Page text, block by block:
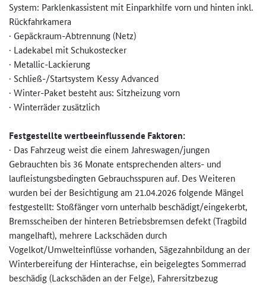
System: Parklenkassistent mit Einparkhilfe vorn und hinten inkl.
Rückfahrkamera
· Gepäckraum-Abtrennung (Netz)
· Ladekabel mit Schukostecker
· Metallic-Lackierung
· Schließ-/Startsystem Kessy Advanced
· Winter-Paket besteht aus: Sitzheizung vorn
· Winterräder zusätzlich
Festgestellte wertbeeinflussende Faktoren:
· Das Fahrzeug weist die einem Jahreswagen/jungen
Gebrauchten bis 36 Monate entsprechenden alters- und
laufleistungsbedingten Gebrauchsspuren auf. Des Weiteren
wurden bei der Besichtigung am 21.04.2026 folgende Mängel
festgestellt: Stoßfänger vorn unterhalb beschädigt/eingekerbt,
Bremsscheiben der hinteren Betriebsbremsen defekt (Tragbild
mangelhaft), mehrere Lackschäden durch
Vogelkot/Umwelteinflüsse vorhanden, Sägezahnbildung an der
Winterbereifung der Hinterachse, ein beigelegtes Sommerrad
beschädig (Lackschäden an der Felge), Fahrersitzbezug